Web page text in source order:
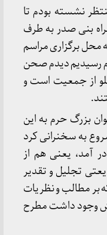
نشسته بودم تا
بنی صدر به طرف
برگزاری مراسم
رسيديم دیدم صحن
از جمعیت است و
بزرگ حرم به این
به سخنرانی کرد
آمد، یعنی هم از
تجلیل و تقدیر
بر مطالب و نظریات
وجود داشت مطرح